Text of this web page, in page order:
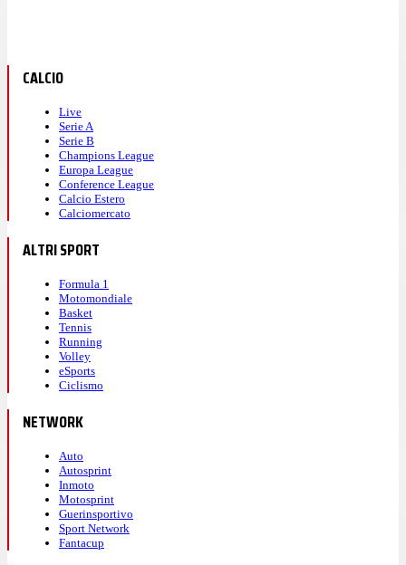
CALCIO
Live
Serie A
Serie B
Champions League
Europa League
Conference League
Calcio Estero
Calciomercato
ALTRI SPORT
Formula 1
Motomondiale
Basket
Tennis
Running
Volley
eSports
Ciclismo
NETWORK
Auto
Autosprint
Inmoto
Motosprint
Guerinsportivo
Sport Network
Fantacup